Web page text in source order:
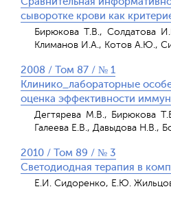
сыворотке крови как
Бирюкова Т.В., Солдатова
Климанов И.А., Котов А.Ю.,
2008 / Том 87 / № 1
Клинико_лабораторные
оценка эффективности
Дегтярева М.В., Бирюкова
Галеева Е.В., Давыдова Н.В.,
2010 / Том 89 / № 3
Светодиодная терапия в
Е.И. Сидоренко, Е.Ю.